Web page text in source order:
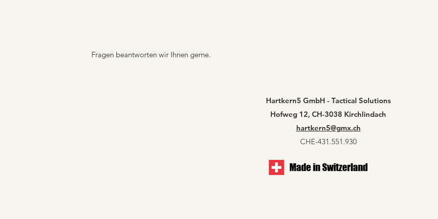
Fragen beantworten wir Ihnen gerne.
Hartkern5 GmbH - Tactical Solutions
Hofweg 12, CH-3038 Kirchlindach
hartkern5@gmx.ch
CHE-431.551.930
Made in Switzerland